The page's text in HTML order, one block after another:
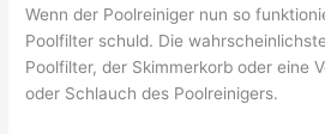
Wenn der Poolreiniger nun so
Poolfilter schuld. Die
Poolfilter, der Skimmerkorb oder eine
oder Schlauch des Poolreinigers.